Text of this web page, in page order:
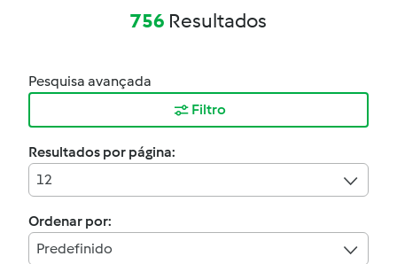
756 Resultados
Pesquisa avançada
Filtro
Resultados por página:
12
Ordenar por:
Predefinido